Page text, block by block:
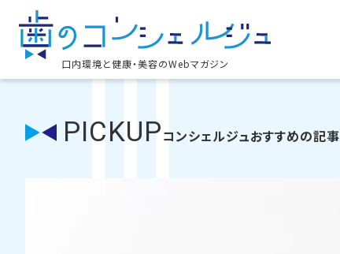
口内環境と健康・美容のWebマガジン
PICKUPコンシェルジュおすすめの記事